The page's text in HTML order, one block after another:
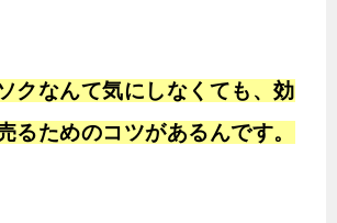
クなんて気にしなくても、効
るためのコツがあるんです。